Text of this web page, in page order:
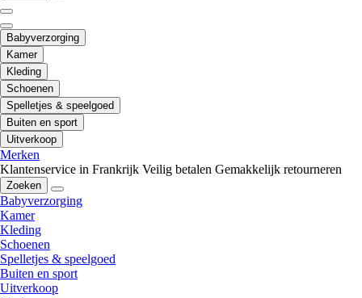
Babyverzorging
Kamer
Kleding
Schoenen
Spelletjes & speelgoed
Buiten en sport
Uitverkoop
Merken
Klantenservice in Frankrijk Veilig betalen Gemakkelijk retourneren
Zoeken
Babyverzorging
Kamer
Kleding
Schoenen
Spelletjes & speelgoed
Buiten en sport
Uitverkoop